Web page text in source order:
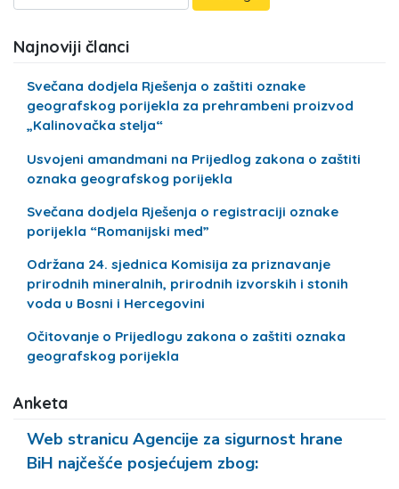
Najnoviji članci
Svečana dodjela Rješenja o zaštiti oznake
geografskog porijekla za prehrambeni proizvod
„Kalinovačka stelja“
Usvojeni amandmani na Prijedlog zakona o zaštiti
oznaka geografskog porijekla
Svečana dodjela Rješenja o registraciji oznake
porijekla “Romanijski med”
Održana 24. sjednica Komisija za priznavanje
prirodnih mineralnih, prirodnih izvorskih i stonih
voda u Bosni i Hercegovini
Očitovanje o Prijedlogu zakona o zaštiti oznaka
geografskog porijekla
Anketa
Web stranicu Agencije za sigurnost hrane
BiH najčešće posjećujem zbog: